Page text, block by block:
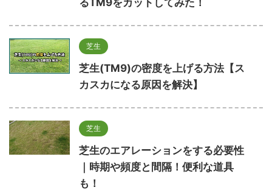
芝生
芝生(TM9)の密度を上げる方法【ス
カスカになる原因を解決】
芝生
芝生のエアレーションをする必要性
｜時期や頻度と間隔！便利な道具
も！